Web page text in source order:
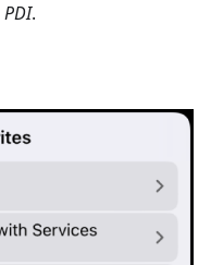
PDI.